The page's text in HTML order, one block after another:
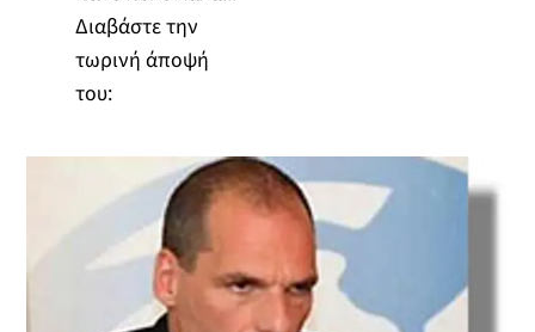
Διαβάστε την
τωρινή άποψή
του: